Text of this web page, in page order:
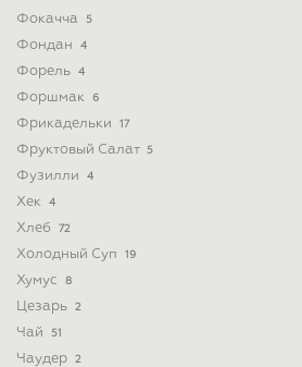
Фокачча 5
Фондан 4
Форель 4
Форшмак 6
Фрикадельки 17
Фруктовый Салат 5
Фузилли 4
Хек 4
Хлеб 72
Холодный Суп 19
Хумус 8
Цезарь 2
Чай 51
Чаудер 2